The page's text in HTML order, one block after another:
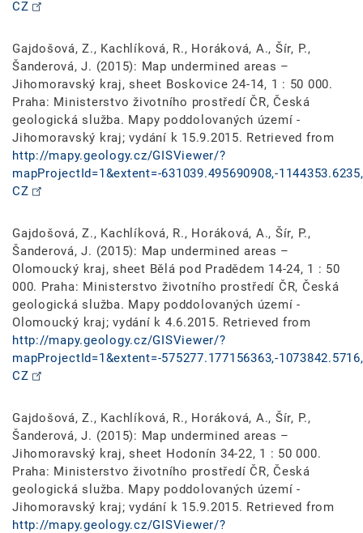
CZ
Gajdošová, Z., Kachlíková, R., Horáková, A., Šír, P.,
Šanderová, J. (2015): Map undermined areas –
Jihomoravský kraj, sheet Boskovice 24-14, 1 : 50 000.
Praha: Ministerstvo životního prostředí ČR, Česká
geologická služba. Mapy poddolovaných území -
Jihomoravský kraj; vydání k 15.9.2015. Retrieved from
http://mapy.geology.cz/GISViewer/?
mapProjectId=1&extent=-631039.495690908,-
CZ
Gajdošová, Z., Kachlíková, R., Horáková, A., Šír, P.,
Šanderová, J. (2015): Map undermined areas –
Olomoucký kraj, sheet Bělá pod Pradědem 14-24, 1 : 50
000. Praha: Ministerstvo životního prostředí ČR, Česká
geologická služba. Mapy poddolovaných území -
Olomoucký kraj; vydání k 4.6.2015. Retrieved from
http://mapy.geology.cz/GISViewer/?
mapProjectId=1&extent=-575277.177156363,-
CZ
Gajdošová, Z., Kachlíková, R., Horáková, A., Šír, P.,
Šanderová, J. (2015): Map undermined areas –
Jihomoravský kraj, sheet Hodonín 34-22, 1 : 50 000.
Praha: Ministerstvo životního prostředí ČR, Česká
geologická služba. Mapy poddolovaných území -
Jihomoravský kraj; vydání k 15.9.2015. Retrieved from
http://mapy.geology.cz/GISViewer/?